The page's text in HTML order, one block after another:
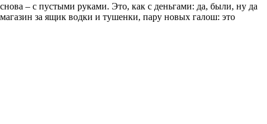
– с пустыми руками. Это, как с деньгами: да, были, ну да
за ящик водки и тушенки, пару новых галош: это